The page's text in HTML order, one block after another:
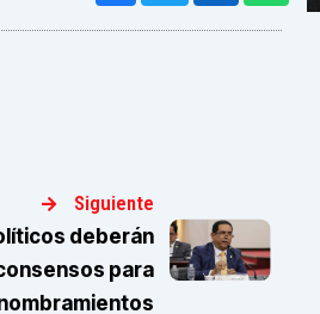
Siguiente
deberán
para